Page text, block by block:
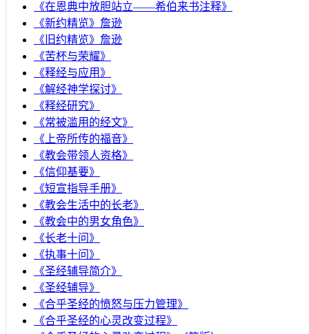
《在恩典中放胆站立——希伯来书注释》
《新约精览》詹逊
《旧约精览》詹逊
《苦杯与荣耀》
《释经与应用》
《解经神学探讨》
《释经研究》
《常被滥用的经文》
《上帝所传的福音》
《教会带领人资格》
《信仰基要》
《短宣指导手册》
《教会生活中的长老》
《教会中的男女角色》
《长老十问》
《执事十问》
《圣经辅导简介》
《圣经辅导》
​《合乎圣经的愤怒与压力管理》
《合乎圣经的心灵改变过程》